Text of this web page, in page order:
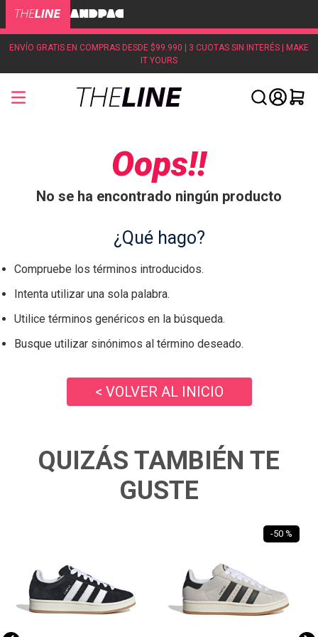
ENVÍO GRATIS EN COMPRAS DESDE $99.990 | 3 CUOTAS SIN INTERÉS | MAKE
IT YOURS
Oops!!
No se ha encontrado ningún producto
¿Qué hago?
Compruebe los términos introducidos.
Intenta utilizar una sola palabra.
Utilice términos genéricos en la búsqueda.
Busque utilizar sinónimos al término deseado.
< VOLVER AL INICIO
QUIZÁS TAMBIÉN TE
GUSTE
-50 %